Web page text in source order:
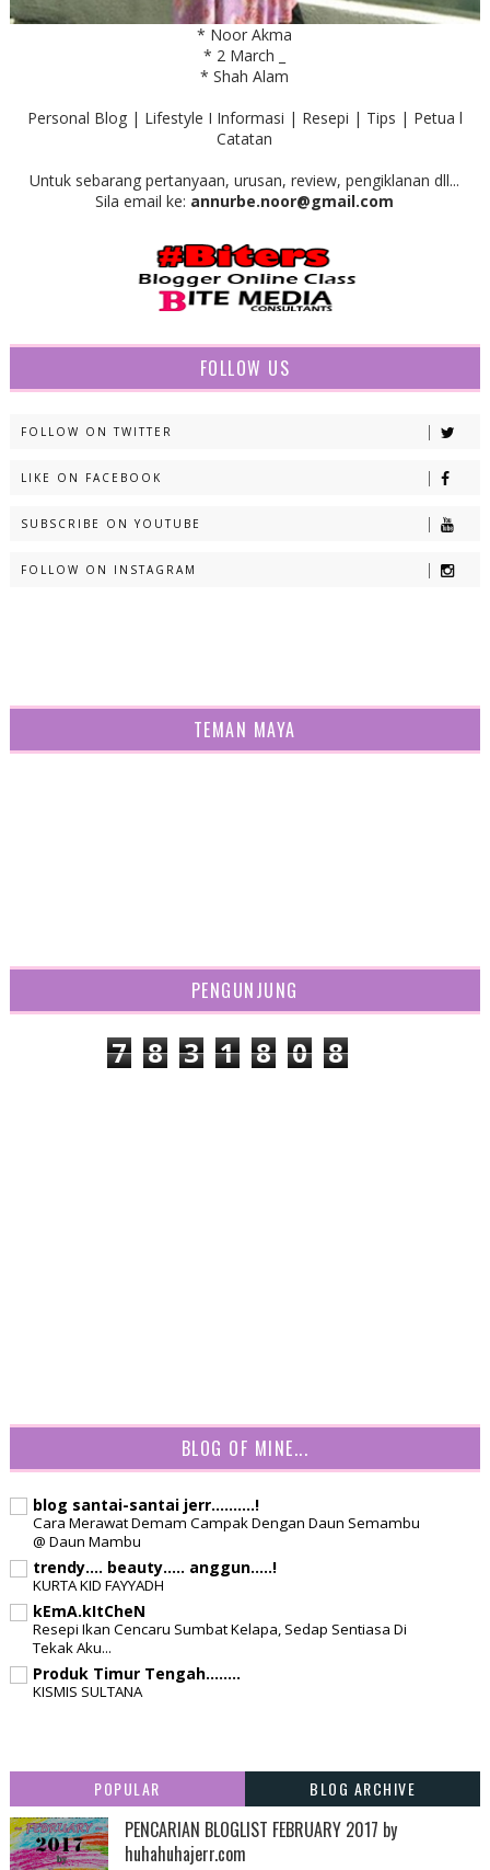
* Noor Akma
* 2 March _
* Shah Alam
Personal Blog | Lifestyle I Informasi | Resepi | Tips | Petua l
Catatan
Untuk sebarang pertanyaan, urusan, review, pengiklanan dll...
Sila email ke: annurbe.noor@gmail.com
FOLLOW US
FOLLOW ON TWITTER
LIKE ON FACEBOOK
SUBSCRIBE ON YOUTUBE
FOLLOW ON INSTAGRAM
TEMAN MAYA
PENGUNJUNG
7 8 3 1 8 0 8
BLOG OF MINE...
blog santai-santai jerr..........!
Cara Merawat Demam Campak Dengan Daun Semambu
@ Daun Mambu
trendy.... beauty..... anggun.....!
KURTA KID FAYYADH
kEmA.kItCheN
Resepi Ikan Cencaru Sumbat Kelapa, Sedap Sentiasa Di
Tekak Aku...
Produk Timur Tengah........
KISMIS SULTANA
POPULAR BLOG ARCHIVE
PENCARIAN BLOGLIST FEBRUARY 2017 by
huhahuhajerr.com